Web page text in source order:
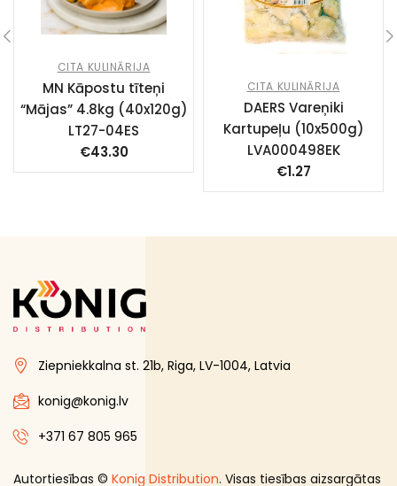
CITA KULINĀRIJA
MN Kāpostu tīteņi
“Mājas” 4.8kg (40x120g)
LT27-04ES
€43.30
CITA KULINĀRIJA
DAERS Vareņiki
Kartupeļu (10x500g)
LVA000498EK
€1.27
Ziepniekkalna st. 21b, Riga, LV-1004, Latvia
konig@konig.lv
+371 67 805 965
Autortiesības © Konig Distribution. Visas tiesības aizsargātas